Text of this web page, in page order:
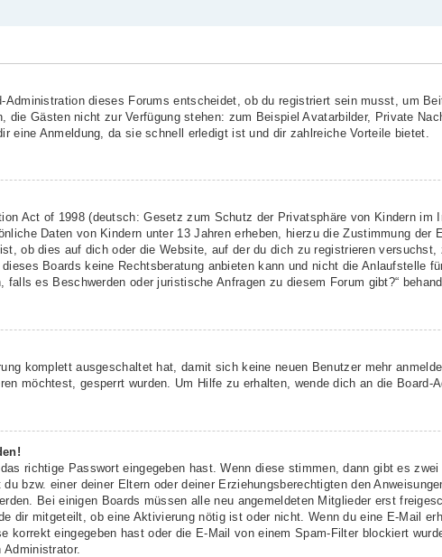
dieses Forums entscheidet, ob du registriert sein musst, um
Gästen nicht zur Verfügung stehen: zum Beispiel Avatarbilder, Private
eine Anmeldung, da sie schnell erledigt ist und dir zahlreiche Vorteile bietet.
Act of 1998 (deutsch: Gesetz zum Schutz der Privatsphäre von Kindern
Daten von Kindern unter 13 Jahren erheben, hierzu die Zustimmung der
ob dies auf dich oder die Website, auf der du dich zu registrieren
Boards keine Rechtsberatung anbieten kann und nicht die Anlaufstelle
es Beschwerden oder juristische Anfragen zu diesem Forum gibt?“
komplett ausgeschaltet hat, damit sich keine neuen Benutzer mehr
möchtest, gesperrt wurden. Um Hilfe zu erhalten, wende dich an die Board-
richtige Passwort eingegeben hast. Wenn diese stimmen, dann gibt es
bzw. einer deiner Eltern oder deiner Erziehungsberechtigten den
Bei einigen Boards müssen alle neu angemeldeten Mitglieder erst
dir mitgeteilt, ob eine Aktivierung nötig ist oder nicht. Wenn du eine E-Mail
korrekt eingegeben hast oder die E-Mail von einem Spam-Filter blockiert